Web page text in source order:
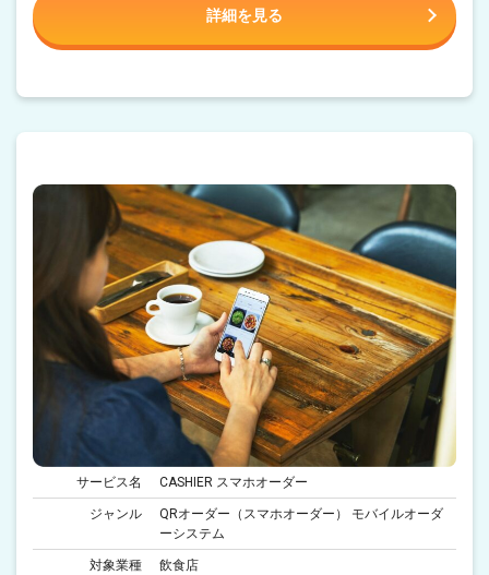
詳細を見る
サービス名 CASHIER スマホオーダー
ジャンル
QRオーダー（スマホオーダー） モバイルオーダ
ーシステム
対象業種 飲食店